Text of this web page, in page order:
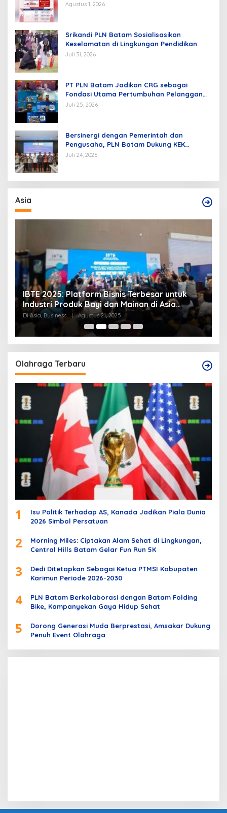
Agustus 1, 2026
Srikandi PLN Batam Sosialisasikan
Keselamatan di Lingkungan Pendidikan
Juli 31, 2026
PT PLN Batam Jadikan CRG sebagai
Fondasi Utama Pertumbuhan Pelanggan
dan Pembangunan Infrastruktur
Juli 25, 2026
Bersinergi dengan Pemerintah dan
Pengusaha, PLN Batam Dukung KEK
Tanjung Sauh sebagai Hub Energi Baru
Juli 24, 2026
Asia
IBTE 2025: Platform Bisnis Terbesar untuk
Industri Produk Bayi dan Mainan di Asia
Tenggara
Di Asia, Business | Agustus 21, 2025
Olahraga Terbaru
1
Isu Politik Terhadap AS, Kanada Jadikan Piala Dunia
2026 Simbol Persatuan
2
Morning Miles: Ciptakan Alam Sehat di Lingkungan,
Central Hills Batam Gelar Fun Run 5K
3
Dedi Ditetapkan Sebagai Ketua PTMSI Kabupaten
Karimun Periode 2026-2030
4
PLN Batam Berkolaborasi dengan Batam Folding
Bike, Kampanyekan Gaya Hidup Sehat
5
Dorong Generasi Muda Berprestasi, Amsakar Dukung
Penuh Event Olahraga